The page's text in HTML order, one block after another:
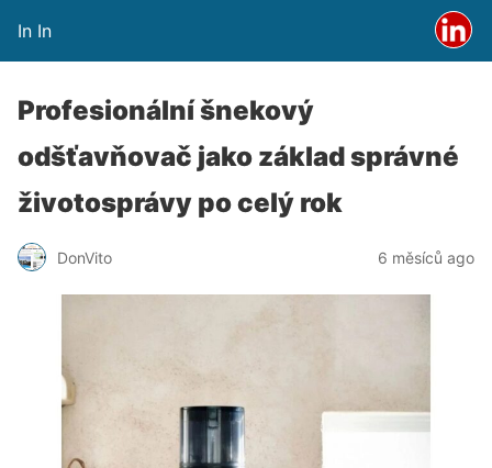
In In
Profesionální šnekový
odšťavňovač jako základ správné
životosprávy po celý rok
DonVito 6 měsíců ago